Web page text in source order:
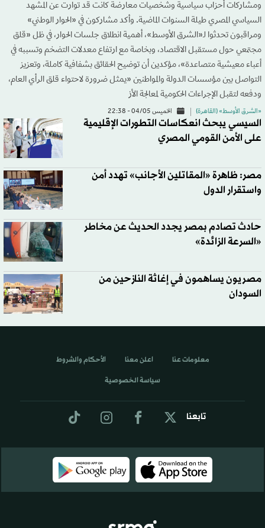
ومشاركات أحزاب سياسية وشخصيات معارضة كانت قد توارت عن المشهد
السياسي المصري طيلة السنوات الماضية. وأكد مشاركون في «الحوار الوطني»
ومراقبون تحدثوا لـ«الشرق الأوسط»، أهمية انطلاق جلسات الحوار، في ظل «قلق
مجتمعي حول مستقبل الاقتصاد، وبخاصة مع ارتفاع معدلات التضخم وتسببه في
أعباء معيشية متصاعدة»، مؤكدين أن توضيح الحقائق بشفافية كاملة، وتعزيز
التواصل بين مؤسسات الدولة والمواطنين «يمثل ضرورة لاحتواء قلق الرأي العام،
ودفعه لتقبل الإجراءات الحكومية لمعالجة الأز
«الشرق الأوسط» (القاهرة) الخميس 04/05 - 22:38
السيسي يبحث انعكاسات التطورات الإقليمية
على الأمن القومي المصري
مصر: ظاهرة «المقاتلين الأجانب» تهدد أمن
واستقرار الدول
حادث تصادم بمصر يجدد الحديث عن مخاطر
«السرعة الزائدة»
مصريون يساهمون في إغاثة النازحين من
السودان
تابعنا
معلومات عنا اعلن معنا الأحكام والشروط
سياسة الخصوصية